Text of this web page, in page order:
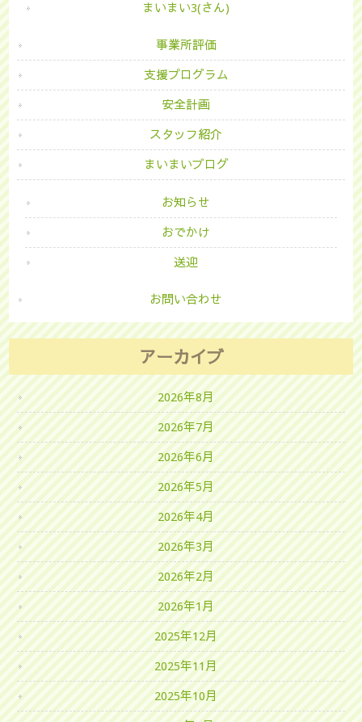
まいまい3(さん)
事業所評価
支援プログラム
安全計画
スタッフ紹介
まいまいブログ
お知らせ
おでかけ
送迎
お問い合わせ
アーカイブ
2026年8月
2026年7月
2026年6月
2026年5月
2026年4月
2026年3月
2026年2月
2026年1月
2025年12月
2025年11月
2025年10月